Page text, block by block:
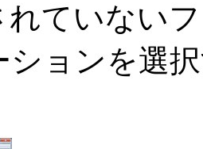
れていない
ションを選